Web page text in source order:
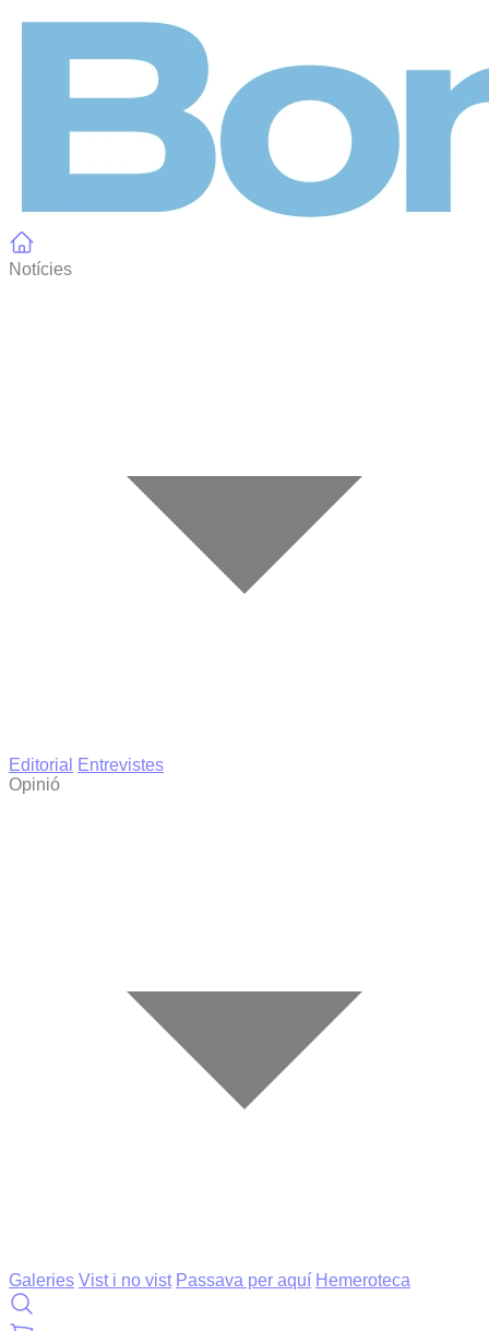
Notícies
Editorial
Entrevistes
Opinió
Galeries Vist i no vist Passava per aquí Hemeroteca